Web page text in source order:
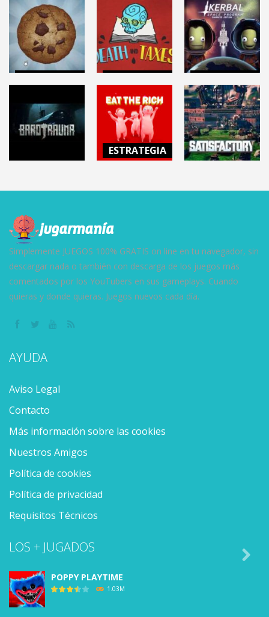
CLICKER
11.2K
DEATH AND
TAXES
5.91K
KERBAL SPACE
PROGRAM
10.5K
ESTRATEGIA
6.3K
ESTRATEGIA
Simplemente JUEGOS 100% GRATIS on line en tu navegador, sin
descargar nada o también con descarga de los juegos más
comentados por los YouTubers en sus gameplays. Cuando
quieras y donde quieras. Juegos nuevos cada día.
AYUDA
Aviso Legal
Contacto
Más información sobre las cookies
Nuestros Amigos
Política de cookies
Política de privacidad
Requisitos Técnicos
LOS + JUGADOS
POPPY PLAYTIME
1.03M
